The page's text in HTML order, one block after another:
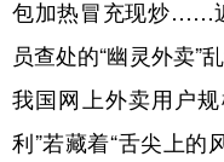
科技 科创
文化 书画
包加热冒充现炒……
员查处的“幽灵外卖”
我国网上外卖用户
利”若藏着“舌尖上的